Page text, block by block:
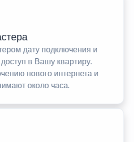
дату подключения и
в Вашу квартиру.
нового интернета и
около часа.